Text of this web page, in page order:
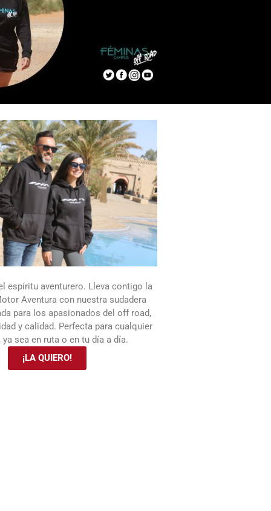
espíritu aventurero. Lleva contigo la
Aventura con nuestra sudadera
para los apasionados del off road,
y calidad. Perfecta para cualquier
sea en ruta o en tu día a día.
¡LA QUIERO!